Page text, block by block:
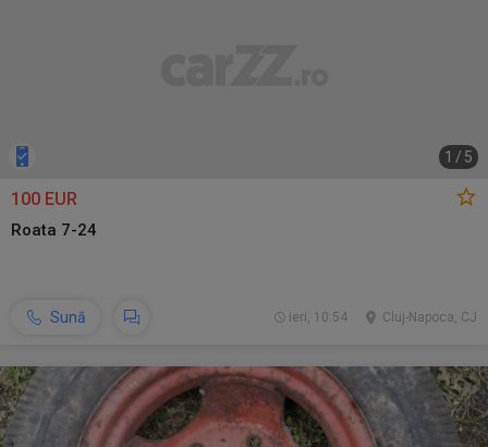
1 / 5
100 EUR
Roata 7-24
Sună Cluj-Napoca, CJ
ieri, 10:54